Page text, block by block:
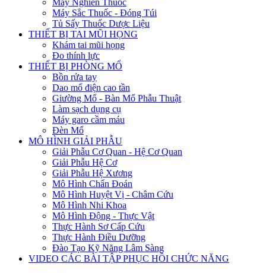
Máy Nghiền Thuốc
Máy Sắc Thuốc - Đóng Túi
Tủ Sấy Thuốc Dược Liệu
THIẾT BỊ TAI MŨI HỌNG
Khám tai mũi họng
Đo thính lực
THIẾT BỊ PHÒNG MỔ
Bồn rửa tay
Dao mổ điện cao tần
Giường Mổ - Bàn Mổ Phẫu Thuật
Làm sạch dụng cụ
Máy garo cầm máu
Đèn Mổ
MÔ HÌNH GIẢI PHẪU
Giải Phẫu Cơ Quan - Hệ Cơ Quan
Giải Phẫu Hệ Cơ
Giải Phẫu Hệ Xương
Mô Hình Chẩn Đoán
Mô Hình Huyệt Vị - Châm Cứu
Mô Hình Nhi Khoa
Mô Hình Động - Thực Vật
Thực Hành Sơ Cấp Cứu
Thực Hành Điều Dưỡng
Đào Tạo Kỹ Năng Lâm Sàng
VIDEO CÁC BÀI TẬP PHỤC HỒI CHỨC NĂNG